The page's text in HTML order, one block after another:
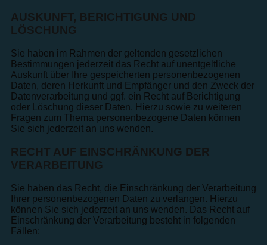
AUSKUNFT, BERICHTIGUNG UND
LÖSCHUNG
Sie haben im Rahmen der geltenden gesetzlichen
Bestimmungen jederzeit das Recht auf unentgeltliche
Auskunft über Ihre gespeicherten personenbezogenen
Daten, deren Herkunft und Empfänger und den Zweck der
Datenverarbeitung und ggf. ein Recht auf Berichtigung
oder Löschung dieser Daten. Hierzu sowie zu weiteren
Fragen zum Thema personenbezogene Daten können
Sie sich jederzeit an uns wenden.
RECHT AUF EINSCHRÄNKUNG DER
VERARBEITUNG
Sie haben das Recht, die Einschränkung der Verarbeitung
Ihrer personenbezogenen Daten zu verlangen. Hierzu
können Sie sich jederzeit an uns wenden. Das Recht auf
Einschränkung der Verarbeitung besteht in folgenden
Fällen: